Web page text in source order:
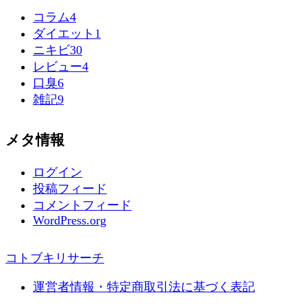
コラム4
ダイエット 1
ニキビ30
レビュー4
口臭6
雑記9
メタ情報
ログイン
投稿フィード
コメントフィード
WordPress.org
コトブキリサーチ
運営者情報・特定商取引法に基づく表記